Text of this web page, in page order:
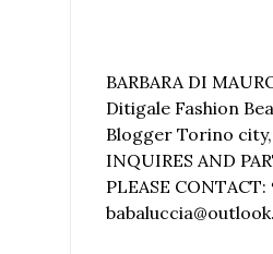
BARBARA DI
Ditigale Fashion
Blogger Torino
INQUIRES AND
PLEASE